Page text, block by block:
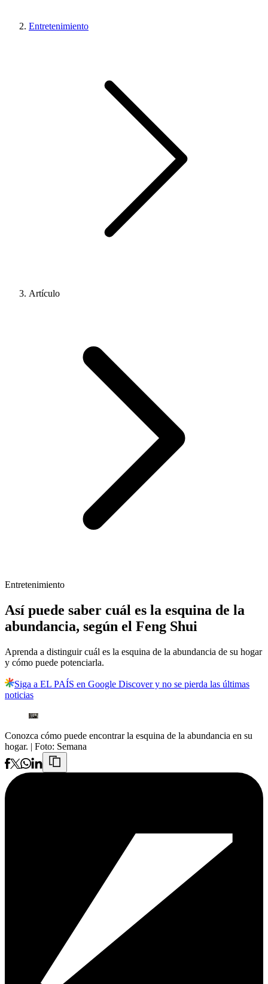
Entretenimiento
Artículo
Entretenimiento
Así puede saber cuál es la esquina de la
abundancia, según el Feng Shui
Aprenda a distinguir cuál es la esquina de la abundancia de su hogar
y cómo puede potenciarla.
Siga a EL PAÍS en Google Discover y no se pierda las últimas
noticias
Conozca cómo puede encontrar la esquina de la abundancia en su
hogar. | Foto: Semana